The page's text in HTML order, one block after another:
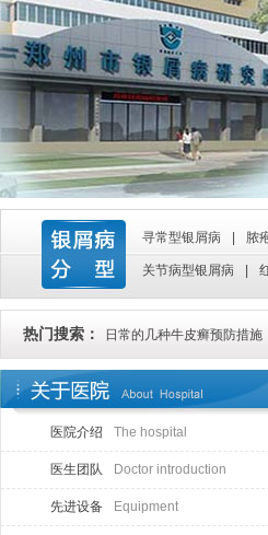
寻常型银屑病 脓
关节病型银屑病
热门搜索： 日常的几种牛皮癣预防措施
医院介绍 The hospital
医生团队 Doctor introduction
先进设备 Equipment